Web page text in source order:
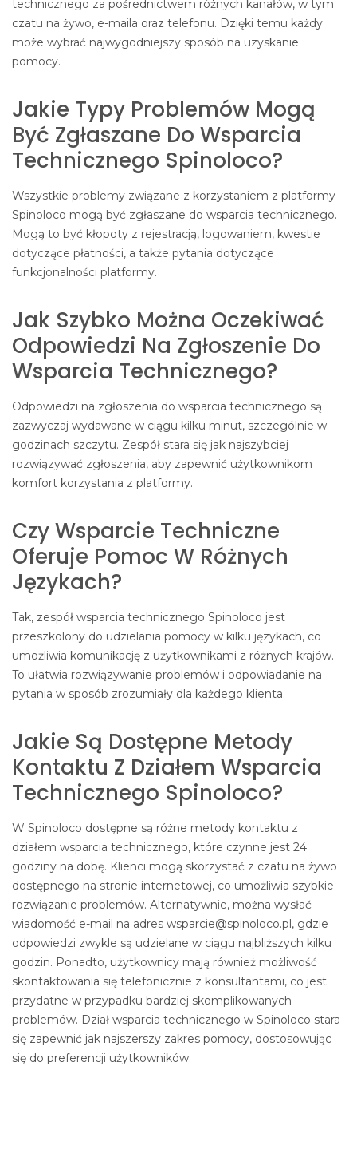
technicznego za pośrednictwem różnych kanałów, w tym
czatu na żywo, e-maila oraz telefonu. Dzięki temu każdy
może wybrać najwygodniejszy sposób na uzyskanie
pomocy.
Jakie Typy Problemów Mogą
Być Zgłaszane Do Wsparcia
Technicznego Spinoloco?
Wszystkie problemy związane z korzystaniem z platformy
Spinoloco mogą być zgłaszane do wsparcia technicznego.
Mogą to być kłopoty z rejestracją, logowaniem, kwestie
dotyczące płatności, a także pytania dotyczące
funkcjonalności platformy.
Jak Szybko Można Oczekiwać
Odpowiedzi Na Zgłoszenie Do
Wsparcia Technicznego?
Odpowiedzi na zgłoszenia do wsparcia technicznego są
zazwyczaj wydawane w ciągu kilku minut, szczególnie w
godzinach szczytu. Zespół stara się jak najszybciej
rozwiązywać zgłoszenia, aby zapewnić użytkownikom
komfort korzystania z platformy.
Czy Wsparcie Techniczne
Oferuje Pomoc W Różnych
Językach?
Tak, zespół wsparcia technicznego Spinoloco jest
przeszkolony do udzielania pomocy w kilku językach, co
umożliwia komunikację z użytkownikami z różnych krajów.
To ułatwia rozwiązywanie problemów i odpowiadanie na
pytania w sposób zrozumiały dla każdego klienta.
Jakie Są Dostępne Metody
Kontaktu Z Działem Wsparcia
Technicznego Spinoloco?
W Spinoloco dostępne są różne metody kontaktu z
działem wsparcia technicznego, które czynne jest 24
godziny na dobę. Klienci mogą skorzystać z czatu na żywo
dostępnego na stronie internetowej, co umożliwia szybkie
rozwiązanie problemów. Alternatywnie, można wysłać
wiadomość e-mail na adres wsparcie@spinoloco.pl, gdzie
odpowiedzi zwykle są udzielane w ciągu najbliższych kilku
godzin. Ponadto, użytkownicy mają również możliwość
skontaktowania się telefonicznie z konsultantami, co jest
przydatne w przypadku bardziej skomplikowanych
problemów. Dział wsparcia technicznego w Spinoloco stara
się zapewnić jak najszerszy zakres pomocy, dostosowując
się do preferencji użytkowników.